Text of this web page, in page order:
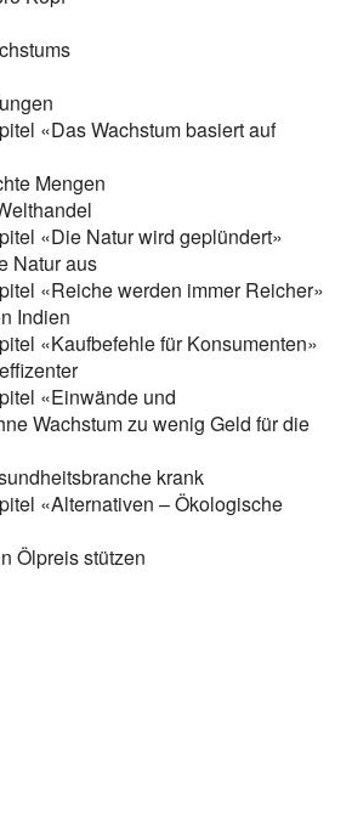
«Das Wachstum basiert auf
Mengen
«Die Natur wird geplündert»
Natur aus
«Reiche werden immer Reicher»
Indien
«Kaufbefehle für Konsumenten»
«Einwände und
Wachstum zu wenig Geld für die
krank
«Alternativen – Ökologische
Ölpreis stützen